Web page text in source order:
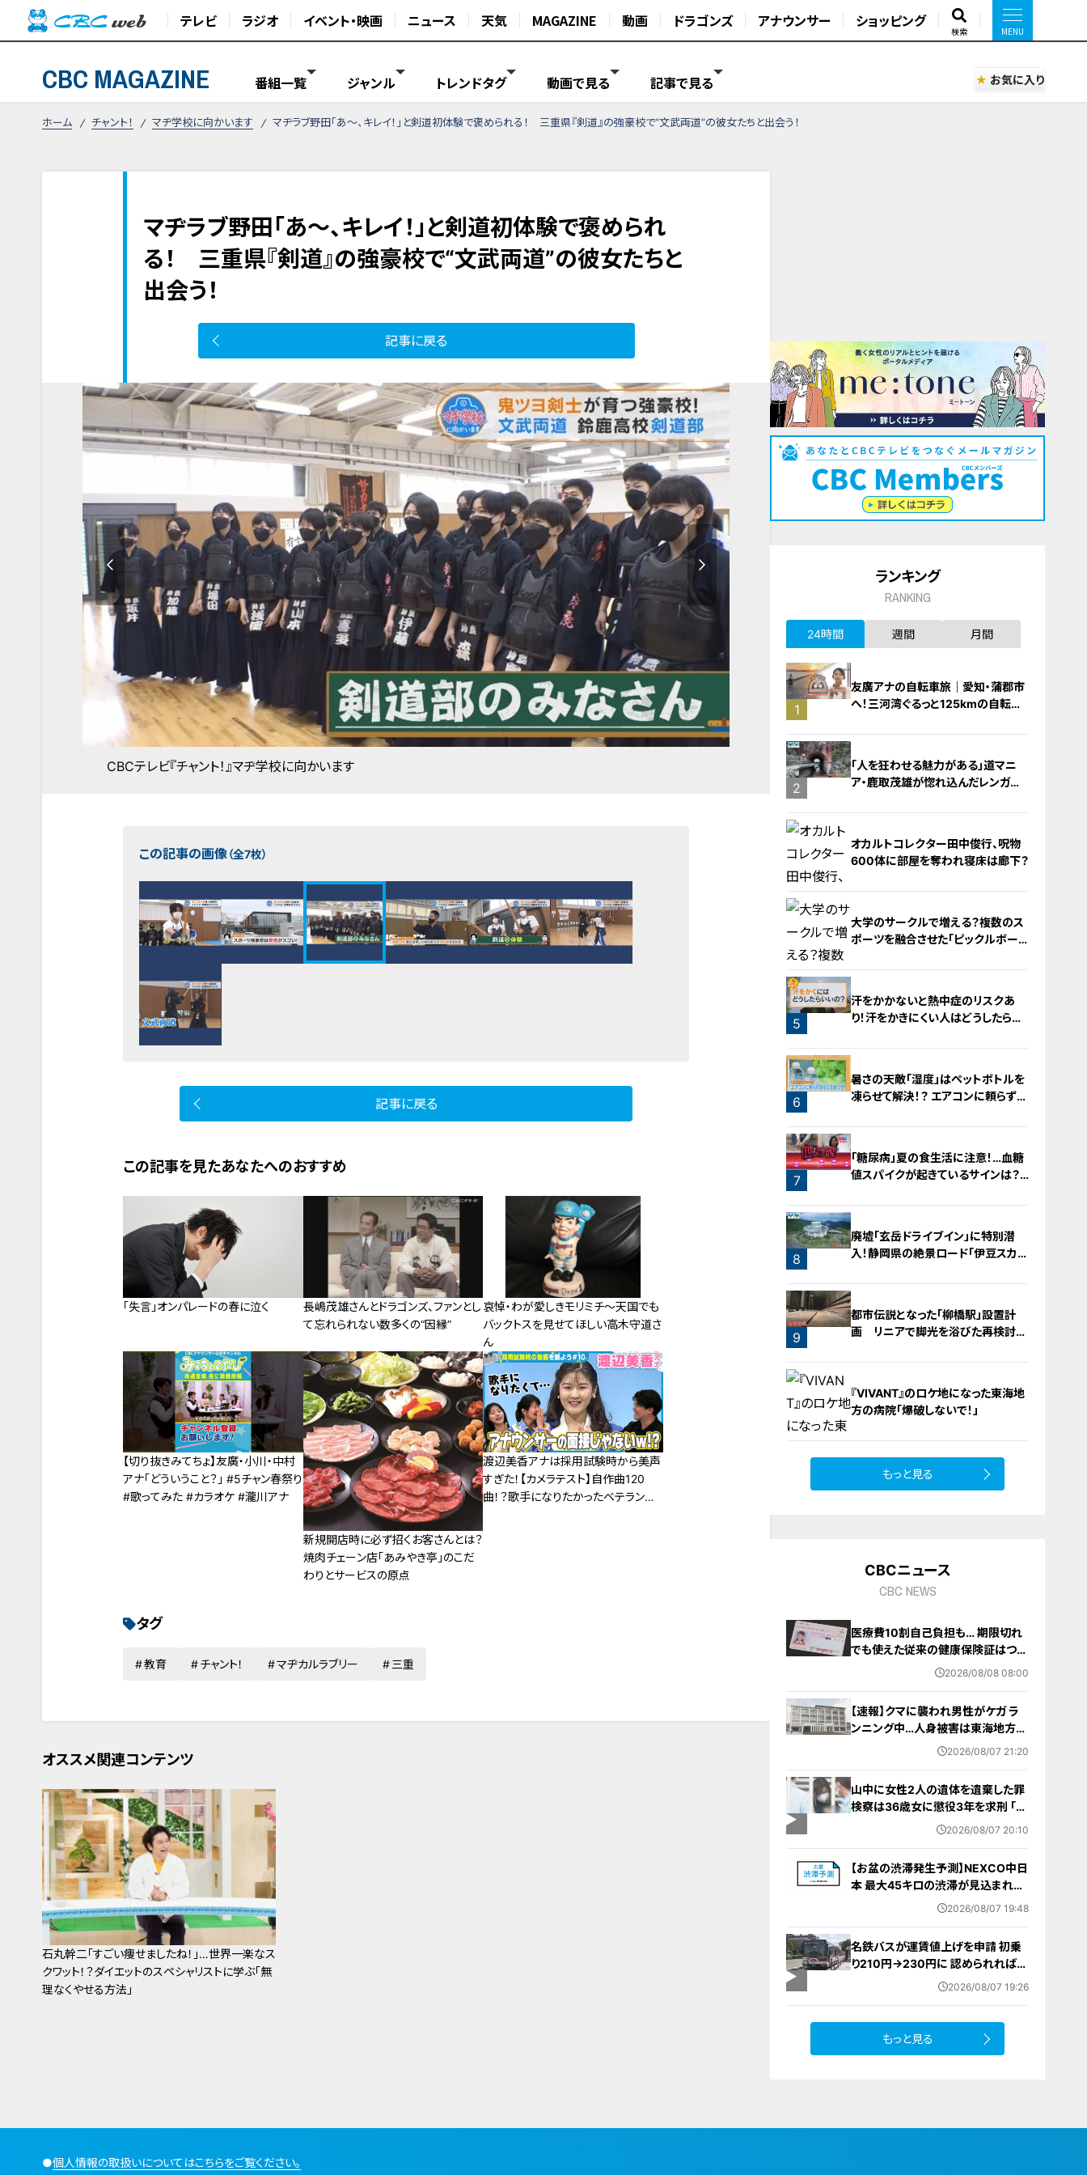
テレビ ラジオ イベント・映画 ニュース 天気 MAGAZINE 動画 ドラゴンズ アナウンサー ショッピング
検索
CBC MAGAZINE 番組一覧 ジャンル トレンドタグ 動画で見る 記事で見る お気に入り
ホーム チャント！ マヂ学校に向かいます マヂラブ野田「あ～、キレイ！」と剣道初体験で褒められる！ 三重県『剣道』の強豪校で“文武両道”の彼女たちと出会う！
マヂラブ野田「あ～、キレイ！」と剣道初体験で褒められ
る！ 三重県『剣道』の強豪校で“文武両道”の彼女たちと
出会う！
記事に戻る
CBCテレビ『チャント！』マヂ学校に向かいます
この記事の画像（全7枚）
記事に戻る
この記事を見たあなたへのおすすめ
「失言」オンパレードの春に泣く
長嶋茂雄さんとドラゴンズ、ファンとし
て忘れられない数多くの“因縁”
哀悼・わが愛しきモリミチ～天国でも
バックトスを見せてほしい高木守道さ
ん
【切り抜きみてちょ】友廣・小川・中村
アナ「どういうこと？」 #5チャン春祭り
#歌ってみた #カラオケ #瀧川アナ
新規開店時に必ず招くお客さんとは？
焼肉チェーン店「あみやき亭」のこだ
わりとサービスの原点
渡辺美香アナは採用試験時から美声
すぎた！【カメラテスト】自作曲120
曲！？歌手になりたかったベテラン渡
タグ
教育 チャント！ マヂカルラブリー 三重
オススメ関連コンテンツ
石丸幹二「すごい痩せましたね！」…世界一楽なス
クワット！？ダイエットのスペシャリストに学ぶ「無
理なくやせる方法」
ランキング
RANKING
24時間 週間 月間
1
友廣アナの自転車旅｜愛知・蒲郡市
へ！三河湾ぐるっと125kmの自転車
2
「人を狂わせる魅力がある」道マニ
ア・鹿取茂雄が惚れ込んだレンガの
3
オカルトコレクター田中俊行、呪物
600体に部屋を奪われ寝床は廊下？
4
大学のサークルで増える？複数のス
ポーツを融合させた「ピックルボー
5
汗をかかないと熱中症のリスクあ
り！汗をかきにくい人はどうしたらい
6
暑さの天敵「湿度」はペットボトルを
凍らせて解決！？ エアコンに頼らず涼
7
「糖尿病」夏の食生活に注意！…血糖
値スパイクが起きているサインは？
8
廃墟「玄岳ドライブイン」に特別潜
入！静岡県の絶景ロード「伊豆スカイ
9
都市伝説となった「柳橋駅」設置計
画 リニアで脚光を浴びた再検討の
『VIVANT』のロケ地になった東海地
方の病院「爆破しないで！」
もっと見る
CBCニュース
CBC NEWS
医療費10割自己負担も… 期限切れ
でも使えた従来の健康保険証はつい
に終了 8月以降起こりうるマイナ保
2026/08/08 08:00
【速報】クマに襲われ男性がケガ ラ
ンニング中…人身被害は東海地方で
今シーズン初めて 岐阜県高山市
2026/08/07 21:20
山中に女性2人の遺体を遺棄した罪
検察は36歳女に懲役3年を求刑 ｢遺
棄時に近くに居続けたこと自体が重
2026/08/07 20:10
【お盆の渋滞発生予測】NEXCO中日
本 最大45キロの渋滞が見込まれる
区間も… 中央道・東名・新東名・東名
2026/08/07 19:48
名鉄バスが運賃値上げを申請 初乗
り210円→230円に 認められれば
12月から全路線で平均1割程度の値
2026/08/07 19:26
もっと見る
●個人情報の取扱いについてはこちらをご覧ください。